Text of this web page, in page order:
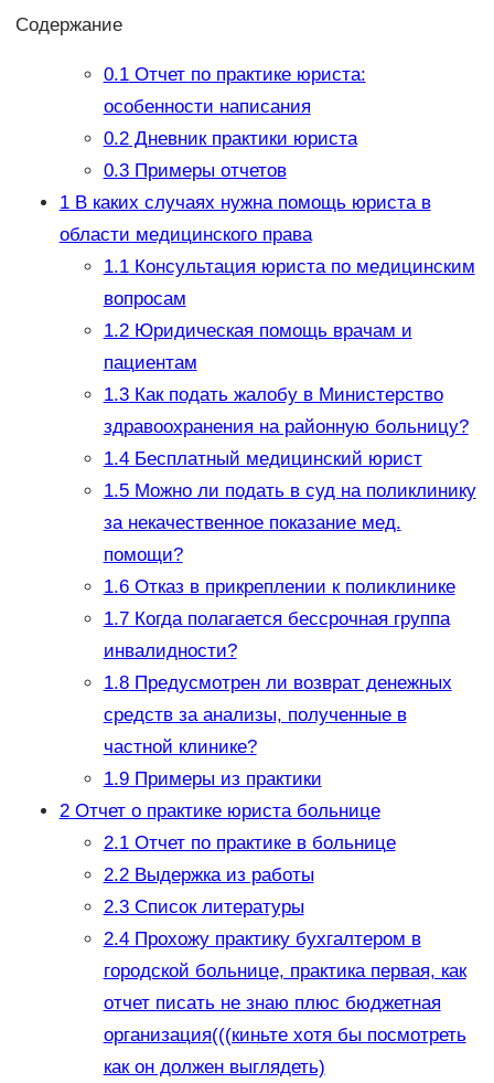
Содержание
0.1Отчет по практике юриста:
особенности написания
0.2Дневник практики юриста
0.3Примеры отчетов
1В каких случаях нужна помощь юриста в
области медицинского права
1.1Консультация юриста по медицинским
вопросам
1.2Юридическая помощь врачам и
пациентам
1.3Как подать жалобу в Министерство
здравоохранения на районную больницу?
1.4Бесплатный медицинский юрист
1.5Можно ли подать в суд на поликлинику
за некачественное показание мед.
помощи?
1.6Отказ в прикреплении к поликлинике
1.7Когда полагается бессрочная группа
инвалидности?
1.8Предусмотрен ли возврат денежных
средств за анализы, полученные в
частной клинике?
1.9Примеры из практики
2Отчет о практике юриста больнице
2.1Отчет по практике в больнице
2.2Выдержка из работы
2.3Список литературы
2.4Прохожу практику бухгалтером в
городской больнице, практика первая, как
отчет писать не знаю плюс бюджетная
организация(((киньте хотя бы посмотреть
как он должен выглядеть)